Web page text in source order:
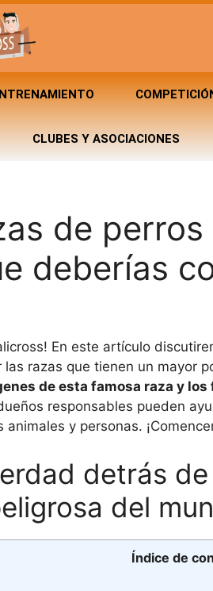
CLUBES Y ASOCIACIONES
de
deberías
En este artículo
las razas que tienen un mayor
de esta famosa raza y
responsables pueden
y personas.
detrás
del
Índice de